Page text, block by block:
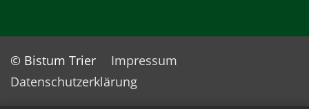
© Bistum Trier
Impressum
Datenschutzerklärung